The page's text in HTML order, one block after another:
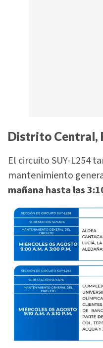
Distrito Central,
El circuito SUY-L254
mantenimiento
mañana hasta las